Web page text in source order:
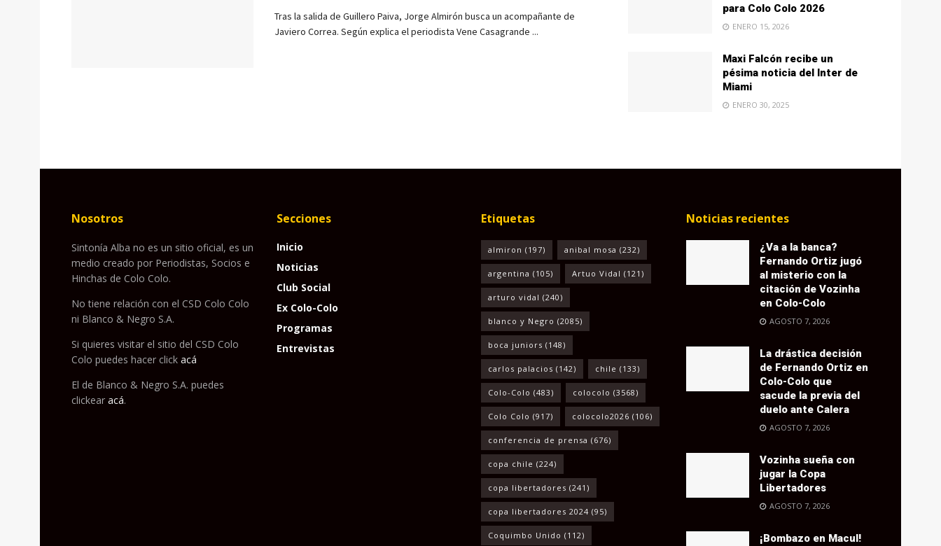
Tras la salida de Guillero Paiva, Jorge Almirón busca un acompañante de
Javiero Correa. Según explica el periodista Vene Casagrande ...
para Colo Colo 2026
ENERO 15, 2026
Maxi Falcón recibe un
pésima noticia del Inter de
Miami
ENERO 30, 2025
Nosotros
Sintonía Alba no es un sitio oficial, es un
medio creado por Periodistas, Socios e
Hinchas de Colo Colo.
No tiene relación con el CSD Colo Colo
ni Blanco & Negro S.A.
Si quieres visitar el sitio del CSD Colo
Colo puedes hacer click acá
El de Blanco & Negro S.A. puedes
clickear acá.
Secciones
Inicio
Noticias
Club Social
Ex Colo-Colo
Programas
Entrevistas
Etiquetas
almiron (197) anibal mosa (232)
argentina (105) Artuo Vidal (121)
arturo vidal (240)
blanco y Negro (2085)
boca juniors (148)
carlos palacios (142) chile (133)
Colo-Colo (483) colocolo (3568)
Colo Colo (917) colocolo2026 (106)
conferencia de prensa (676)
copa chile (224)
copa libertadores (241)
copa libertadores 2024 (95)
Coquimbo Unido (112)
Noticias recientes
¿Va a la banca?
Fernando Ortiz jugó
al misterio con la
citación de Vozinha
en Colo-Colo
AGOSTO 7, 2026
La drástica decisión
de Fernando Ortiz en
Colo-Colo que
sacude la previa del
duelo ante Calera
AGOSTO 7, 2026
Vozinha sueña con
jugar la Copa
Libertadores
AGOSTO 7, 2026
¡Bombazo en Macul!